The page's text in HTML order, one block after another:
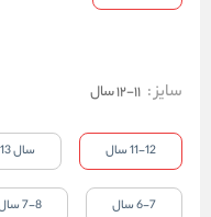
سایز: 11-12 سال
11-12 سال سال 13-14
6-7 سال 7-8 سال